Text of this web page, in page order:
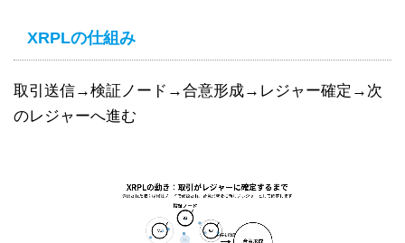
XRPLの仕組み
取引送信→検証ノード→合意形成→レジャー確定→次
のレジャーへ進む